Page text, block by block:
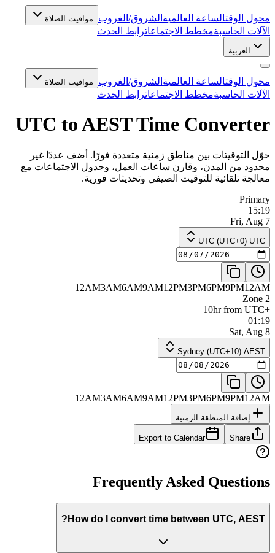
محول الوقتالساعة العالمية الشروق/الغروب مواقيت الصلاة
الآلات الحاسبةمخطط الاجتماعاترابط الحدث
العربية
محول الوقتالساعة العالمية الشروق/الغروب مواقيت الصلاة
الآلات الحاسبةمخطط الاجتماعاترابط الحدث
UTC to AEST Time Converter
حوّل التوقيتات بين مناطق زمنية متعددة فورًا. أضف عددًا غير
محدود من المدن، وقارن ساعات العمل، وجدول الاجتماعات مع
معالجة تلقائية للتوقيت الصيفي وتحديثات فورية.
Primary
15:19
Fri, Aug 7
UTC (UTC+0) UTC
12AM3AM6AM9AM12PM3PM6PM9PM12AM
Zone 2
+10hr from UTC
01:19
Sat, Aug 8
Sydney (UTC+10) AEST
12AM3AM6AM9AM12PM3PM6PM9PM12AM
إضافة المنطقة الزمنية
Share
Export to Calendar
Frequently Asked Questions
How do I convert time between UTC, AEST?